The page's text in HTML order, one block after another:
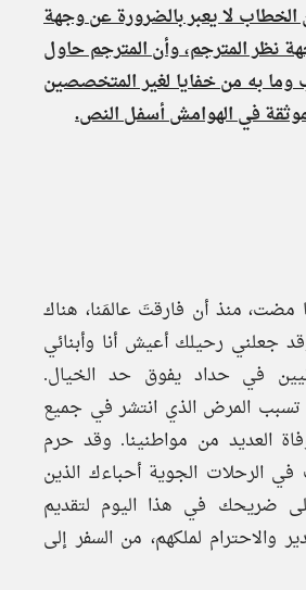
الخطاب لا يعبر بالضرورة عن وجهة
نظر المترجم، وأن المترجم حاول
به من خفايا لغير المتخصصين
في الهوامش أسفل النص.
مضت، منذ أن فارقتَ عالمَنا، هناك
جعلني رحيلك أعيش أنا وأبنائي
في حداد يفوق حد الخيال.
تسبب المرض الذي انتشر في جميع
العديد من مواطنينا. وقد حرم
في الرحلات الجوية أحباءك الذين
ضريحك في هذا اليوم لتقديم
والاحترام لملكهم، من السفر إلى